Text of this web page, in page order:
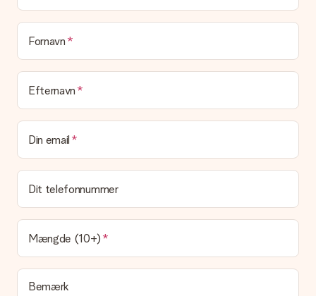
I øjeblikket har vi (endnu) ikke en gaveindpakningstjeneste til
at pakke din gave. Vi leverer vores gaver i en festlig
emballage. Det betyder, at din gave er klar til at blive givet,
Leveringstid, leveringsmuligheder og
leveringsomkostninger
Kan jeg vælge en leveringsdato?
Det er ikke muligt at vælge en bestemt leveringsdato.
Hvad er leveringstiden, og hvornår modtager jeg min
gave?
Leveringstiden findes på gavens produktside. Du kan stole på,
at vores postfirma leverer din gave på denne dag.
Hvilke leveringsmuligheder kan jeg vælge?
I øjeblikket er det ikke (endnu) muligt at vælge en
leveringsindstilling. Den gave, du vil bestille, sendes enten som
en pakke eller som postkasse levering. Vil du gerne vide
hvilken måde din ordre sendes på? Kontakt venligst vores
Fornavn
Efternavn
Din email
Dit telefonnummer
Mængde (10+)
Bemærk